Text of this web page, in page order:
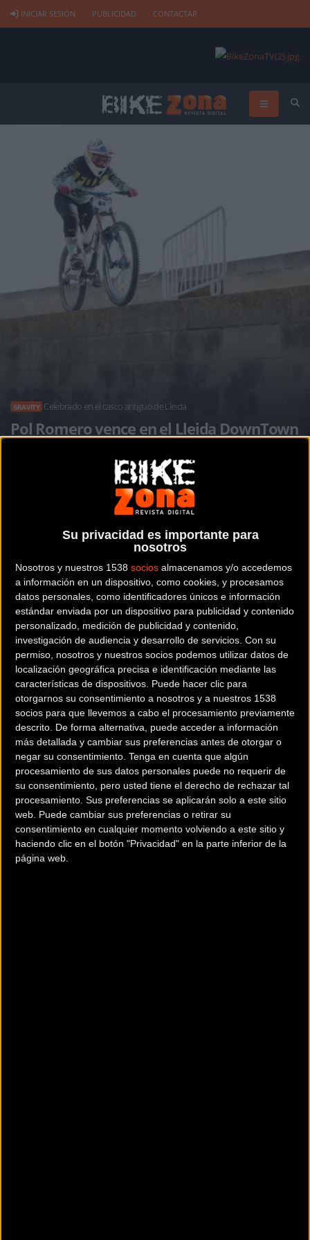
Su privacidad es importante para
nosotros
Nosotros y nuestros 1538 socios almacenamos y/o accedemos
a información en un dispositivo, como cookies, y procesamos
datos personales, como identificadores únicos e información
estándar enviada por un dispositivo para publicidad y contenido
personalizado, medición de publicidad y contenido,
investigación de audiencia y desarrollo de servicios. Con su
permiso, nosotros y nuestros socios podemos utilizar datos de
localización geográfica precisa e identificación mediante las
características de dispositivos. Puede hacer clic para
otorgarnos su consentimiento a nosotros y a nuestros 1538
socios para que llevemos a cabo el procesamiento previamente
descrito. De forma alternativa, puede acceder a información
más detallada y cambiar sus preferencias antes de otorgar o
negar su consentimiento. Tenga en cuenta que algún
procesamiento de sus datos personales puede no requerir de
su consentimiento, pero usted tiene el derecho de rechazar tal
procesamiento. Sus preferencias se aplicarán solo a este sitio
web. Puede cambiar sus preferencias o retirar su
consentimiento en cualquier momento volviendo a este sitio y
haciendo clic en el botón "Privacidad" en la parte inferior de la
página web.
INICIAR SESIÓN PUBLICIDAD CONTACTAR
GRAVITY Celebrado en el casco antiguo de Lleida
Pol Romero vence en el Lleida DownTown
ciclismopublicada ellunes, 17 de octubre de
en la sección deGravity
El casco antiguo de Lleida se ha convertido en un
espectacular circuito de descenso en mountain bike con la
celebración de la X edición del Lleida DownTown. El mejor
downhill urbano ha deparado un duelo sensacional entre
Pol Romero y Javier Guijarro que se ha decidido por tan
solo 1 centésima de segundo a favor de Romero. En
categoría femenina la brasileña Barbara Jechow se ha
llevado la victoria dominando con claridad la manga de
clasificación y la final.
El Castell de la Suda ha sido el punto de inicio del Lleida
DownTown en un circuito con escaleras, pasarelas, saltos y
coches y camiones convertidos en obstáculos en las calles
estrechas de la zona histórica de la ciudad. Javier Guijarro
del Tot Esport ha sido el más rápido en la manga de
clasificación con un registro de 1:52:237, la segunda mejor
marca ha sido para Pol Romero del Club Ciclista